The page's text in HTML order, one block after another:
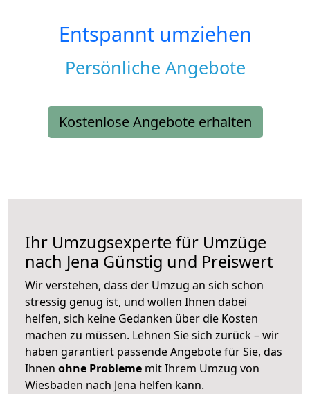
Entspannt umziehen
Persönliche Angebote
Kostenlose Angebote erhalten
Ihr Umzugsexperte für Umzüge
nach Jena Günstig und Preiswert
Wir verstehen, dass der Umzug an sich schon
stressig genug ist, und wollen Ihnen dabei
helfen, sich keine Gedanken über die Kosten
machen zu müssen. Lehnen Sie sich zurück – wir
haben garantiert passende Angebote für Sie, das
Ihnen ohne Probleme mit Ihrem Umzug von
Wiesbaden nach Jena helfen kann.